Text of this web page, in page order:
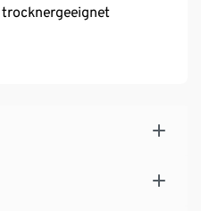
Bio-Baumwolle
entwickelt für Tchibo